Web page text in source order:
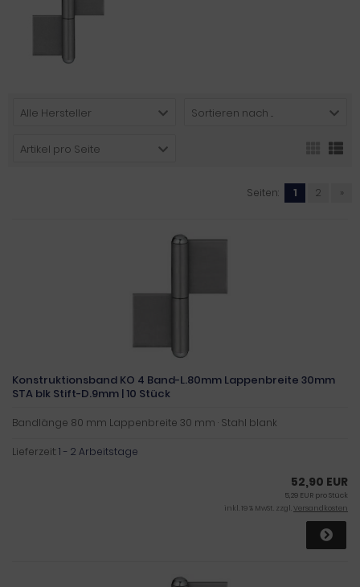
Alle Hersteller Sortieren nach ...
Artikel pro Seite
Seiten: 1 2 »
Konstruktionsband KO 4 Band-L.80mm Lappenbreite 30mm
STA blk Stift-D.9mm | 10 Stück
Bandlänge 80 mm Lappenbreite 30 mm · Stahl blank
Lieferzeit:1 - 2 Arbeitstage
52,90 EUR
5,29 EUR pro Stück
inkl. 19 % MwSt. zzgl.Versandkosten